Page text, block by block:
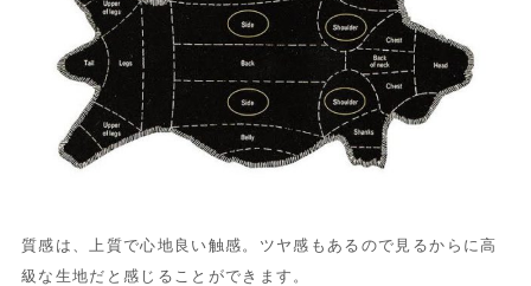
質感は、上質で心地良い触感。ツヤ感もあるので見るからに高
級な生地だと感じることができます。